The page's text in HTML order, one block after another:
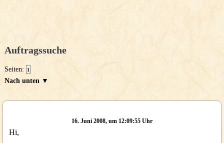
Auftragssuche
Seiten: 1
Nach unten ▼
16. Juni 2008, um 12:09:55 Uhr
Hi,